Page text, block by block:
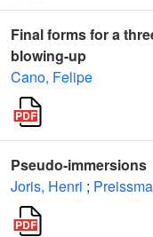
Final forms for a
blowing-up
Cano, Felipe
Pseudo-immersions
Joris, Henri ;